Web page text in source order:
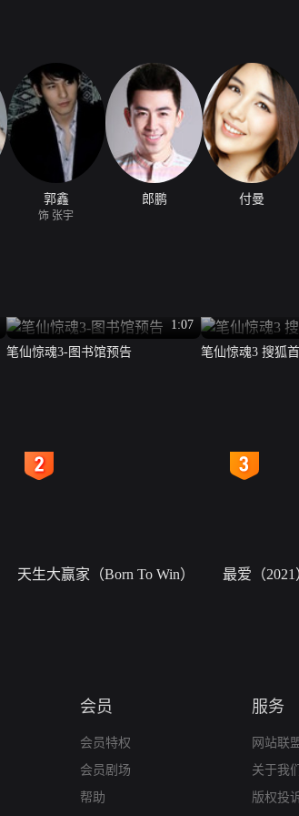
郭鑫
饰 张宇
郎鹏 付曼
1:07
笔仙惊魂3-图书馆预告
笔仙惊魂3 搜狐
天生大赢家（Born To Win） 最爱（2021
会员
会员特权
会员剧场
帮助
服务
网站联
关于我们
版权投